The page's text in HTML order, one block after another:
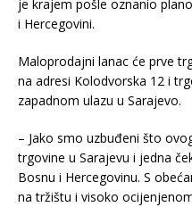
je krajem pošle oznanio
i Hercegovini.
Maloprodajni lanac će prve
na adresi Kolodvorska 12 i
zapadnom ulazu u Sarajevo.
– Jako smo uzbuđeni što
trgovine u Sarajevu i jedna
Bosnu i Hercegovinu. S
na tržištu i visoko